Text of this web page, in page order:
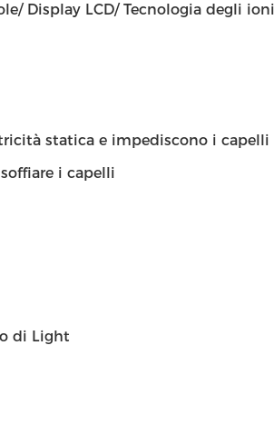
Display LCD/ Tecnologia degli
statica e impediscono i capelli
i capelli
di Light